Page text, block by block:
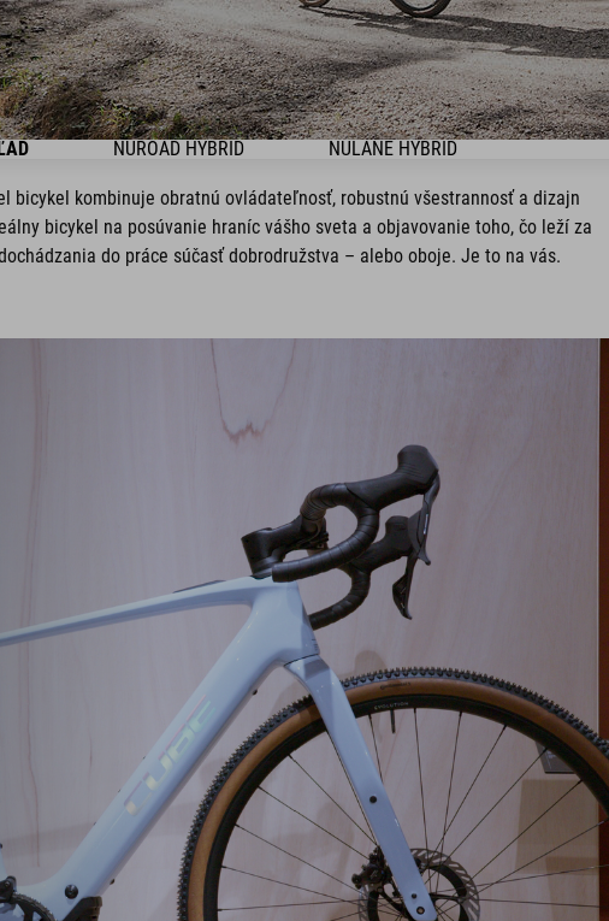
NUROAD HYBRID NULANE HYBRID
bicykel kombinuje obratnú ovládateľnosť, robustnú všestrannosť a dizajn
bicykel na posúvanie hraníc vášho sveta a objavovanie toho, čo leží za
do práce súčasť dobrodružstva – alebo oboje. Je to na vás.